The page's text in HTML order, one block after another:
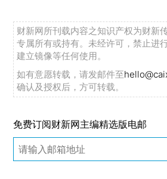
财新网所刊载内容之知识产权为财新
专属所有或持有。未经许可，禁止进
建立镜像等任何使用。
如有意愿转载，请发邮件至
确认及授权后，方可转载。
免费订阅财新网主编精选版电邮